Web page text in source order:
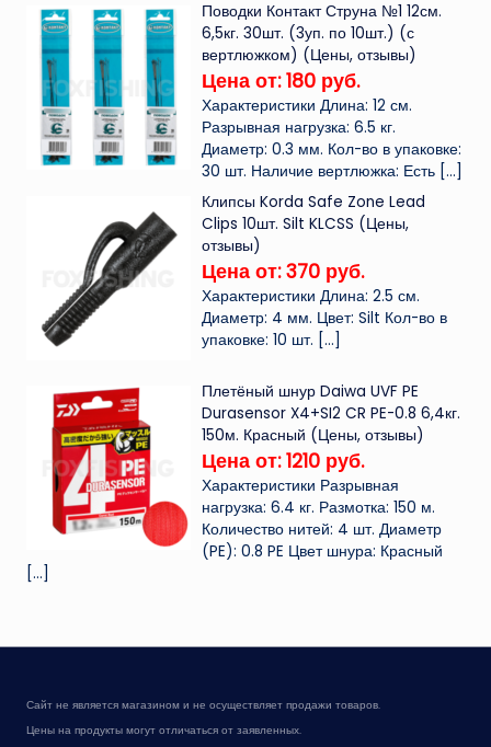
Поводки Контакт Струна №1 12см.
6,5кг. 30шт. (3уп. по 10шт.) (с
вертлюжком) (Цены, отзывы)
Цена от: 180 руб.
Характеристики Длина: 12 см.
Разрывная нагрузка: 6.5 кг.
Диаметр: 0.3 мм. Кол-во в упаковке:
30 шт. Наличие вертлюжка: Есть […]
Клипсы Korda Safe Zone Lead
Clips 10шт. Silt KLCSS (Цены,
отзывы)
Цена от: 370 руб.
Характеристики Длина: 2.5 см.
Диаметр: 4 мм. Цвет: Silt Кол-во в
упаковке: 10 шт. […]
Плетёный шнур Daiwa UVF PE
Durasensor X4+SI2 CR PE-0.8 6,4кг.
150м. Красный (Цены, отзывы)
Цена от: 1210 руб.
Характеристики Разрывная
нагрузка: 6.4 кг. Размотка: 150 м.
Количество нитей: 4 шт. Диаметр
(PE): 0.8 PE Цвет шнура: Красный
[…]
Сайт не является магазином и не осуществляет продажи товаров.
Цены на продукты могут отличаться от заявленных.